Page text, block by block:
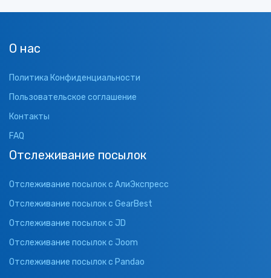
О нас
Политика Конфиденциальности
Пользовательское соглашение
Контакты
FAQ
Отслеживание посылок
Отслеживание посылок с АлиЭкспресс
Отслеживание посылок с GearBest
Отслеживание посылок с JD
Отслеживание посылок с Joom
Отслеживание посылок с Pandao